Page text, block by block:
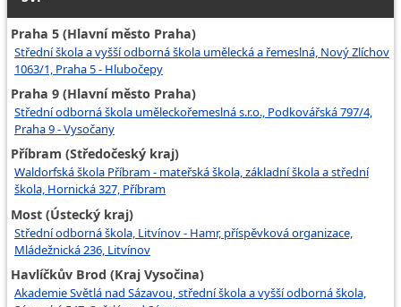
Praha 5 (Hlavní město Praha)
Střední škola a vyšší odborná škola umělecká a řemeslná, Nový Zlíchov
1063/1, Praha 5 - Hlubočepy
Praha 9 (Hlavní město Praha)
Střední odborná škola uměleckořemeslná s.r.o., Podkovářská 797/4,
Praha 9 - Vysočany
Příbram (Středočeský kraj)
Waldorfská škola Příbram - mateřská škola, základní škola a střední
škola, Hornická 327, Příbram
Most (Ústecký kraj)
Střední odborná škola, Litvínov - Hamr, příspěvková organizace,
Mládežnická 236, Litvínov
Havlíčkův Brod (Kraj Vysočina)
Akademie Světlá nad Sázavou, střední škola a vyšší odborná škola,